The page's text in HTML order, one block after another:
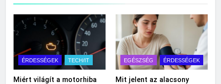
ÉRDESSÉGEK TECH/IT
Miért világít a motorhiba
EGÉSZSÉG ÉRDESSÉGEK
Mit jelent az alacsony